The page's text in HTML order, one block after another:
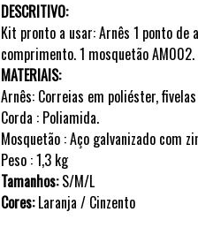
DESCRITIVO:
Kit pronto a usar: Arnês 1 ponto
comprimento. 1 mosquetão AM002.
MATERIAIS:
Arnês: Correias em poliéster,
Corda : Poliamida.
Mosquetão : Aço galvanizado com
Peso : 1,3 kg
Tamanhos: S/M/L
Cores: Laranja / Cinzento